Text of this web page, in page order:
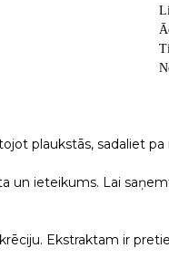
plaukstās, sadaliet
un ieteikums. Lai
Ekstraktam ir